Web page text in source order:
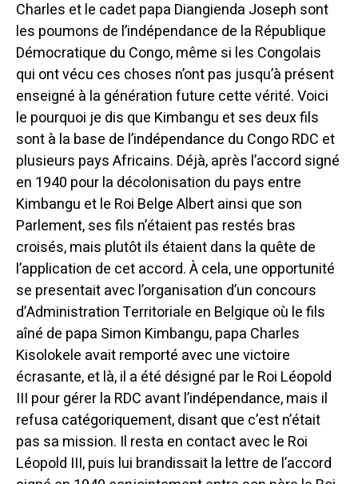
Charles et le cadet papa Diangienda Joseph sont
les poumons de l’indépendance de la République
Démocratique du Congo, même si les Congolais
qui ont vécu ces choses n’ont pas jusqu’à présent
enseigné à la génération future cette vérité. Voici
le pourquoi je dis que Kimbangu et ses deux fils
sont à la base de l’indépendance du Congo RDC et
plusieurs pays Africains. Déjà, après l’accord signé
en 1940 pour la décolonisation du pays entre
Kimbangu et le Roi Belge Albert ainsi que son
Parlement, ses fils n’étaient pas restés bras
croisés, mais plutôt ils étaient dans la quête de
l’application de cet accord. À cela, une opportunité
se presentait avec l’organisation d’un concours
d’Administration Territoriale en Belgique où le fils
aîné de papa Simon Kimbangu, papa Charles
Kisolokele avait remporté avec une victoire
écrasante, et là, il a été désigné par le Roi Léopold
III pour gérer la RDC avant l’indépendance, mais il
refusa catégoriquement, disant que c’est n’était
pas sa mission. Il resta en contact avec le Roi
Léopold III, puis lui brandissait la lettre de l’accord